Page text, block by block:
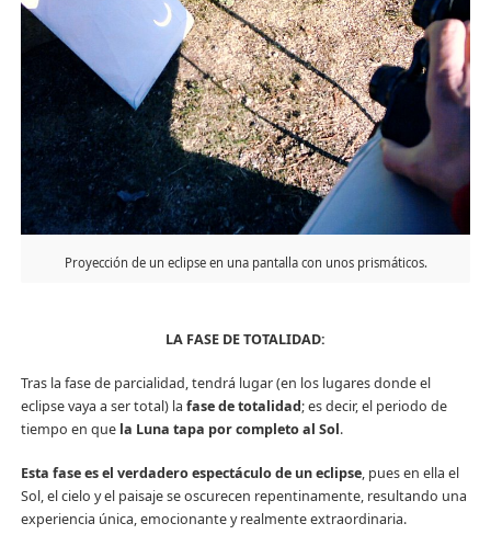
Proyección de un eclipse en una pantalla con unos prismáticos.
LA FASE DE TOTALIDAD:
Tras la fase de parcialidad, tendrá lugar (en los lugares donde el
eclipse vaya a ser total) la fase de totalidad; es decir, el periodo de
tiempo en que la Luna tapa por completo al Sol.
Esta fase es el verdadero espectáculo de un eclipse, pues en ella el
Sol, el cielo y el paisaje se oscurecen repentinamente, resultando una
experiencia única, emocionante y realmente extraordinaria.